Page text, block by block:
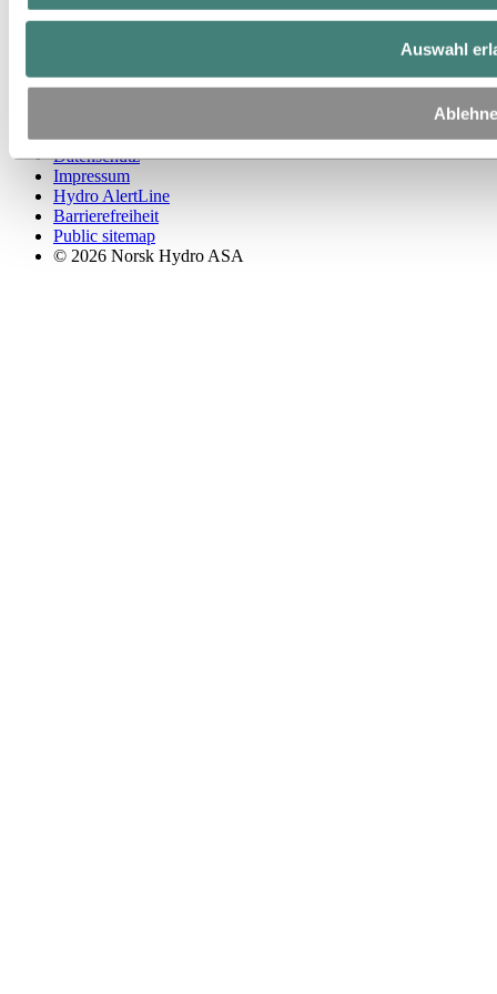
Auswahl
Beschaffung
Datenschutz
Impressum
Hydro AlertLine
Barrierefreiheit
Public sitemap
© 2026 Norsk Hydro ASA